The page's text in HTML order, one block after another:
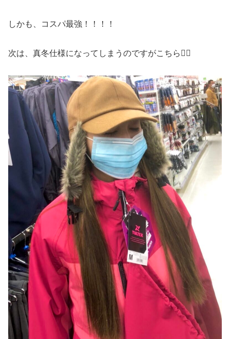
しかも、コスパ最強！！！！
次は、真冬仕様になってしまうのですがこちら💁‍♀️